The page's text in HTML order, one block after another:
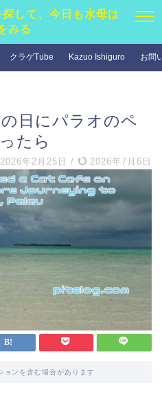
して、今日も水母は
みる
クラゲTube Kazuo Ishiguro お問
日にパラオのペ
たら
2026年2月25日 / 2026年7月6日
ョンを含む場合があります